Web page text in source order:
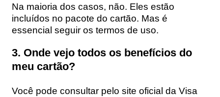
Na maioria dos casos, não. Eles estão
incluídos no pacote do cartão. Mas é
essencial seguir os termos de uso.
3. Onde vejo todos os benefícios do
meu cartão?
Você pode consultar pelo site oficial da Visa